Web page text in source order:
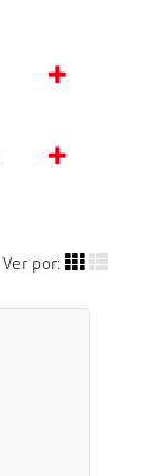
Ver por: